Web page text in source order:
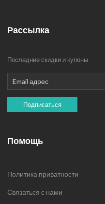
Рассылка
Последние скидки и купоны
Подписаться
Помощь
Политика приватности
Связаться с нами